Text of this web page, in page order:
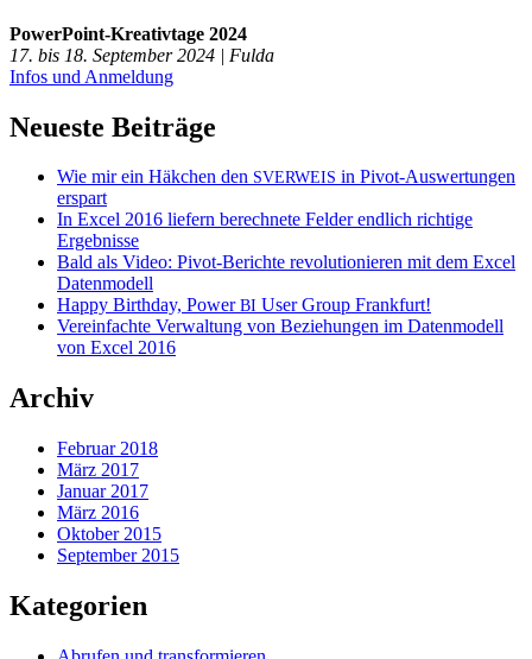
PowerPoint-Kreativtage 2024
17. bis 18. September 2024 | Fulda
Infos und Anmeldung
Neueste Beiträge
Wie mir ein Häkchen den SVERWEIS in Pivot-Auswertungen
erspart
In Excel 2016 liefern berechnete Felder endlich richtige
Ergebnisse
Bald als Video: Pivot-Berichte revolutionieren mit dem Excel
Datenmodell
Happy Birthday, PowerBI User Group Frankfurt!
Vereinfachte Verwaltung von Beziehungen im Datenmodell
von Excel 2016
Archiv
Februar 2018
März 2017
Januar 2017
März 2016
Oktober 2015
September 2015
Kategorien